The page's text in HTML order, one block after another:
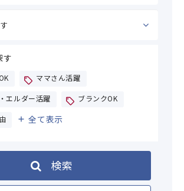
す
ママさん活躍
エルダー活躍 ブランクOK
全て表示
検索